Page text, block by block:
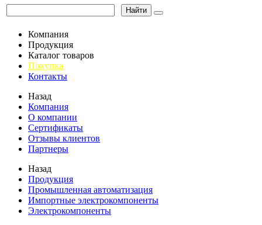
Найти
Компания
Продукция
Каталог товаров
Покупка
Контакты
Назад
Компания
О компании
Сертификаты
Отзывы клиентов
Партнеры
Назад
Продукция
Промышленная автоматизация
Импортные электрокомпоненты
Электрокомпоненты